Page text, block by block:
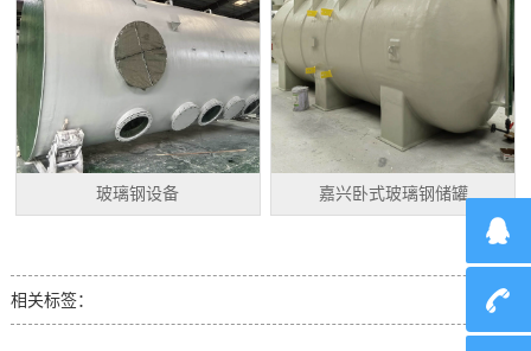
玻璃钢设备 嘉兴卧式玻璃钢储罐
相关标签：